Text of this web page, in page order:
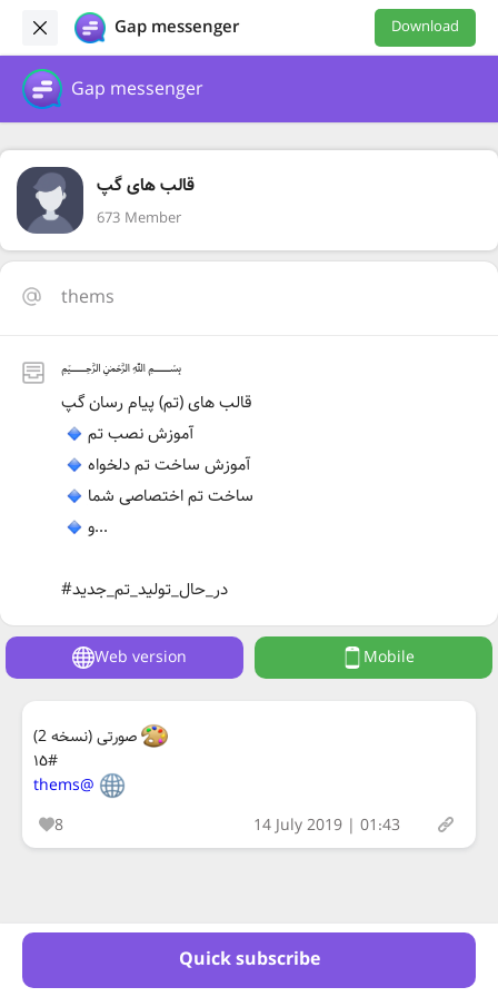
Gap messenger Download
Gap messenger
قالب های گپ
673 Member
thems
﷽
قالب های (تم) پیام رسان گپ
آموزش نصب تم
آموزش ساخت تم دلخواه
ساخت تم اختصاصی شما
و...
#در_حال_تولید_تم_جدید
Quick subscribe
Web version Mobile
صورتی (نسخه 2)
#١٥
@thems
8
14 July 2019 | 01:43